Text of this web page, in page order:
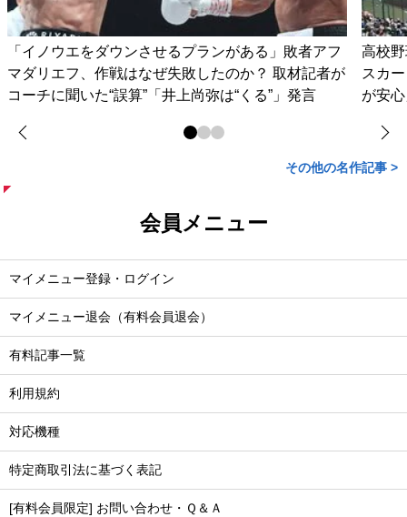
「イノウエをダウンさせるプランがある」敗者アフ
マダリエフ、作戦はなぜ失敗したのか？ 取材記者が
コーチに聞いた“誤算”「井上尚弥は“くる”」発言
高校
スカ
が安
その他の名作記事 >
会員メニュー
マイメニュー登録・ログイン
マイメニュー退会（有料会員退会）
有料記事一覧
利用規約
対応機種
特定商取引法に基づく表記
[有料会員限定] お問い合わせ・Ｑ＆Ａ